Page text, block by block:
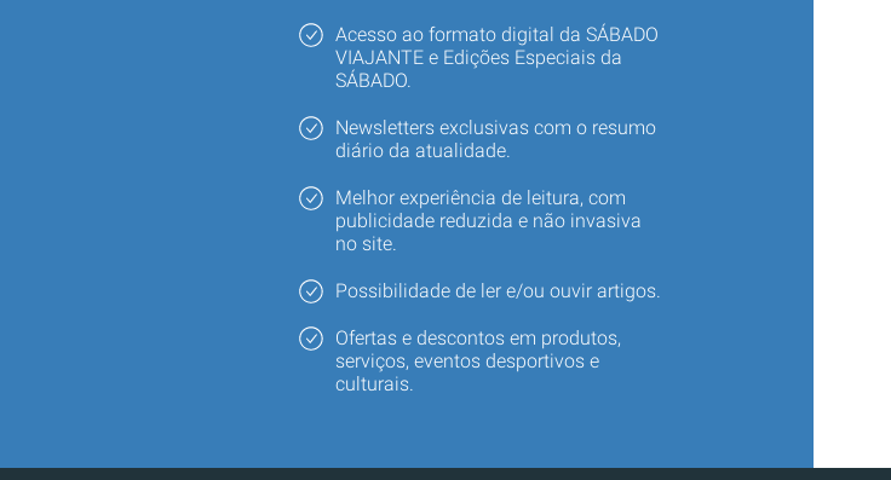
Acesso ao formato digital da SÁBADO
VIAJANTE e Edições Especiais da
SÁBADO.
Newsletters exclusivas com o resumo
diário da atualidade.
Melhor experiência de leitura, com
publicidade reduzida e não invasiva
no site.
Possibilidade de ler e/ou ouvir artigos.
Ofertas e descontos em produtos,
serviços, eventos desportivos e
culturais.